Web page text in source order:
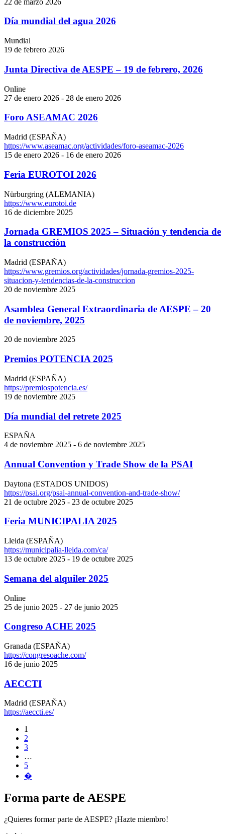
Día mundial del agua 2026
Mundial
19 de febrero 2026
Junta Directiva de AESPE – 19 de febrero, 2026
Online
27 de enero 2026 - 28 de enero 2026
Foro ASEAMAC 2026
Madrid (ESPAÑA)
https://www.aseamac.org/actividades/foro-aseamac-2026
15 de enero 2026 - 16 de enero 2026
Feria EUROTOI 2026
Nürburgring (ALEMANIA)
https://www.eurotoi.de
16 de diciembre 2025
Jornada GREMIOS 2025 – Situación y tendencia de
la construcción
Madrid (ESPAÑA)
https://www.gremios.org/actividades/jornada-gremios-2025-
situacion-y-tendencias-de-la-construccion
20 de noviembre 2025
Asamblea General Extraordinaria de AESPE – 20
de noviembre, 2025
20 de noviembre 2025
Premios POTENCIA 2025
Madrid (ESPAÑA)
https://premiospotencia.es/
19 de noviembre 2025
Día mundial del retrete 2025
ESPAÑA
4 de noviembre 2025 - 6 de noviembre 2025
Annual Convention y Trade Show de la PSAI
Daytona (ESTADOS UNIDOS)
https://psai.org/psai-annual-convention-and-trade-show/
21 de octubre 2025 - 23 de octubre 2025
Feria MUNICIPALIA 2025
Lleida (ESPAÑA)
https://municipalia-lleida.com/ca/
13 de octubre 2025 - 19 de octubre 2025
Semana del alquiler 2025
Online
25 de junio 2025 - 27 de junio 2025
Congreso ACHE 2025
Granada (ESPAÑA)
https://congresoache.com/
16 de junio 2025
AECCTI
Madrid (ESPAÑA)
https://aeccti.es/
1
2
3
…
5
�
Forma parte de AESPE
¿Quieres formar parte de AESPE? ¡Hazte miembro!